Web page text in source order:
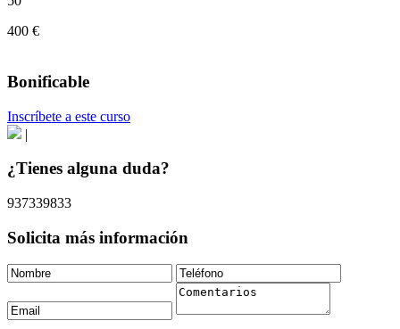
400 €
Bonificable
Inscríbete a este curso
|
¿Tienes alguna duda?
937339833
Solicita más información